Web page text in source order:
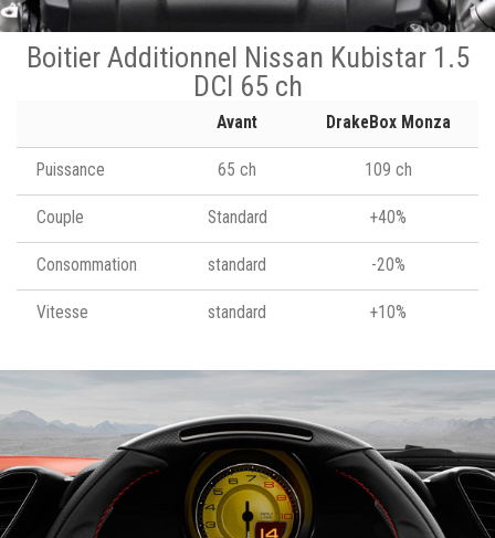
Boitier Additionnel Nissan Kubistar 1.5
DCI 65 ch
Avant DrakeBox Monza
Puissance 65 ch 109 ch
Couple Standard +40%
Consommation standard -20%
Vitesse standard +10%